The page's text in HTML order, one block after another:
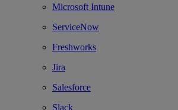
Microsoft Intune
ServiceNow
Freshworks
Jira
Salesforce
Slack